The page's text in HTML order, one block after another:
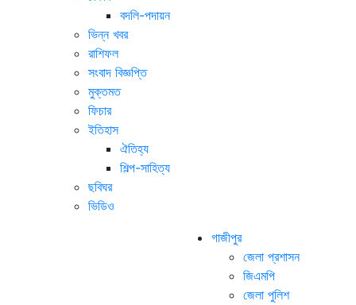
বদলি-পদায়ন
ভিন্ন খবর
রাশিফল
সংবাদ বিজ্ঞপ্তি
মুক্তমত
ফিচার
ইতিহাস
ঐতিহ্য
শিল্প-সাহিত্য
ছবিঘর
ভিডিও
গাজীপুর
জেলা প্রশাসন
জিএমপি
জেলা পুলিশ